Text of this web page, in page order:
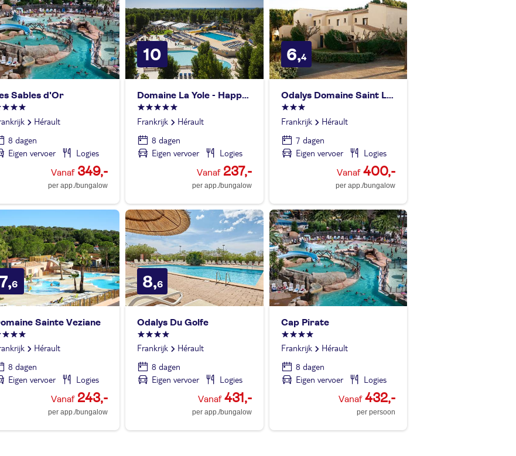
Sables d'Or
Hérault
8 dagen
Eigen vervoer
Logies
349,-
per app./bungalow
10
Domaine La Yole - Happy Camp
Frankrijk
Hérault
8 dagen
Eigen vervoer
Logies
237,-
per app./bungalow
6,4
Odalys Domaine Saint Loup
Frankrijk
Hérault
7 dagen
Eigen vervoer
Logies
400,-
per app./bungalow
7,6
Sainte Veziane
Hérault
8 dagen
Eigen vervoer
Logies
243,-
per app./bungalow
8,6
Odalys Du Golfe
Frankrijk
Hérault
8 dagen
Eigen vervoer
Logies
431,-
per app./bungalow
Cap Pirate
Frankrijk
Hérault
8 dagen
Eigen vervoer
Logies
432,-
per persoon